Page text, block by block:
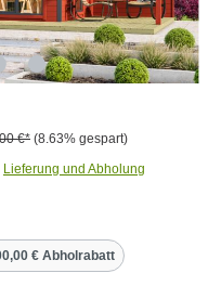
€* (8.63% gespart)
Lieferung und Abholung
€ Abholrabatt